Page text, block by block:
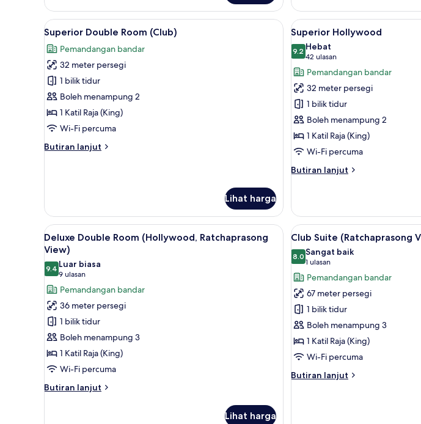
Ratchaprasong
View
Lihat
semua
foto
untuk
Superior
Double
Room
(Club)
Peralatan tempat tidur premium, bar mini, peti besi dalam bilik, meja
7
Superior Double Room (Club)
Pemandangan bandar
32 meter persegi
1 bilik tidur
Boleh menampung 2
1 Katil Raja (King)
Wi-Fi percuma
Butiran lanjut
Butiran
(Club)
Lihat harga
Lihat
semua
foto
untuk
Superior
Hollywood
5
Superior Hollywood
9.29.2 daripada 10
Hebat
42 ulasan
(42
ulasan)
Pemandangan bandar
32 meter persegi
1 bilik tidur
Boleh menampung 2
1 Katil Raja (King)
Wi-Fi percuma
Butiran lanjut
Butiran
Hollywood
Lihat
semua
foto
untuk
Deluxe
Double
Room
(Hollywood,
Ratchaprasong
View)
Peralatan tempat tidur premium, bar mini, peti besi dalam bilik, meja
7
Deluxe Double Room (Hollywood, Ratchaprasong
View)
9.49.4 daripada 10
Luar biasa
9 ulasan
(9
ulasan)
Pemandangan bandar
36 meter persegi
1 bilik tidur
Boleh menampung 3
1 Katil Raja (King)
Wi-Fi percuma
Butiran lanjut
Butiran
Lihat harga
Lihat
semua
foto
untuk
Club
Suite
(Ratchaprasong
View)
7
Club Suite (Ratchaprasong
8.08.0 daripada 10
Sangat baik
1 ulasan
(1
ulasan)
Pemandangan bandar
67 meter persegi
1 bilik tidur
Boleh menampung 3
1 Katil Raja (King)
Wi-Fi percuma
Butiran lanjut
Butiran